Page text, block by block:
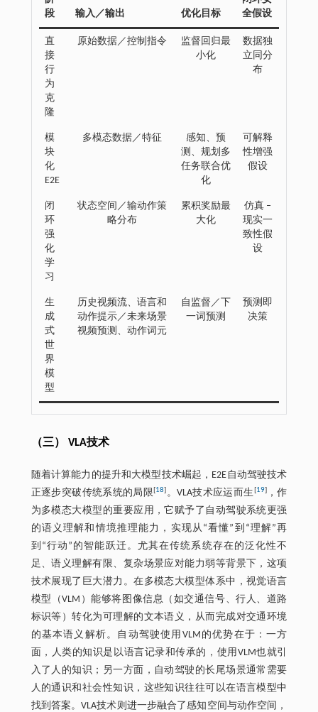
段
输入／输出 优化目标
全假设
直
接
行
为
克
隆
原始数据／控制指令
监督回归最
小化
数据独
立同分
布
模
块
化
E2E
多模态数据／特征
感知、预
测、规划多
任务联合优
化
可解释
性增强
假设
闭
环
强
化
学
习
状态空间／输动作策
略分布
累积奖励最
大化
仿真 ‒
现实一
致性假
设
生
成
式
世
界
模
型
历史视频流、语言和
动作提示／未来场景
视频预测、动作词元
自监督／下
一词预测
预测即
决策
（三） VLA技术
随着计算能力的提升和大模型技术崛起，E2E自动驾驶技术
正逐步突破传统系统的局限[18] 。VLA技术应运而生[19]，作
为多模态大模型的重要应用，它赋予了自动驾驶系统更强
的语义理解和情境推理能力，实现从“看懂”到“理解”再
到“行动”的智能跃迁。尤其在传统系统存在的泛化性不
足、语义理解有限、复杂场景应对能力弱等背景下，这项
技术展现了巨大潜力。在多模态大模型体系中，视觉语言
模型（VLM）能够将图像信息（如交通信号、行人、道路
标识等）转化为可理解的文本语义，从而完成对交通环境
的基本语义解析。自动驾驶使用VLM的优势在于：一方
面，人类的知识是以语言记录和传承的，使用VLM也就引
入了人的知识；另一方面，自动驾驶的长尾场景通常需要
人的通识和社会性知识，这些知识往往可以在语言模型中
找到答案。VLA技术则进一步融合了感知空间与动作空间，